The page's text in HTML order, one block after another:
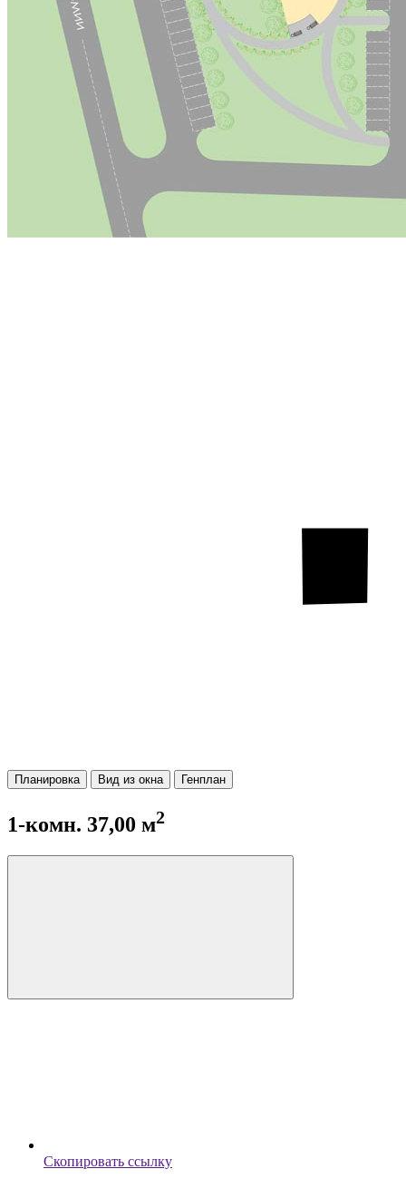
Планировка Вид из окна Генплан
1-комн. 37,00 м2
Скопировать ссылку